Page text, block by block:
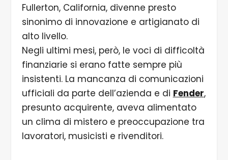
Fullerton, California, divenne presto
sinonimo di innovazione e artigianato di
alto livello.
Negli ultimi mesi, però, le voci di difficoltà
finanziarie si erano fatte sempre più
insistenti. La mancanza di comunicazioni
ufficiali da parte dell’azienda e di Fender,
presunto acquirente, aveva alimentato
un clima di mistero e preoccupazione tra
lavoratori, musicisti e rivenditori.